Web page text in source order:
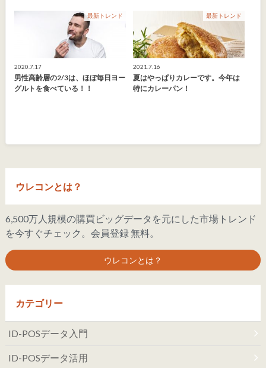
最新トレンド
2020.7.17
男性高齢層の2/3は、ほぼ毎日ヨー
グルトを食べている！！
最新トレンド
2021.7.16
夏はやっぱりカレーです。今年は
特にカレーパン！
ウレコンとは？
6,500万人規模の購買ビッグデータを元にした市場トレンド
を今すぐチェック。会員登録 無料。
ウレコンとは？
カテゴリー
ID-POSデータ入門
ID-POSデータ活用